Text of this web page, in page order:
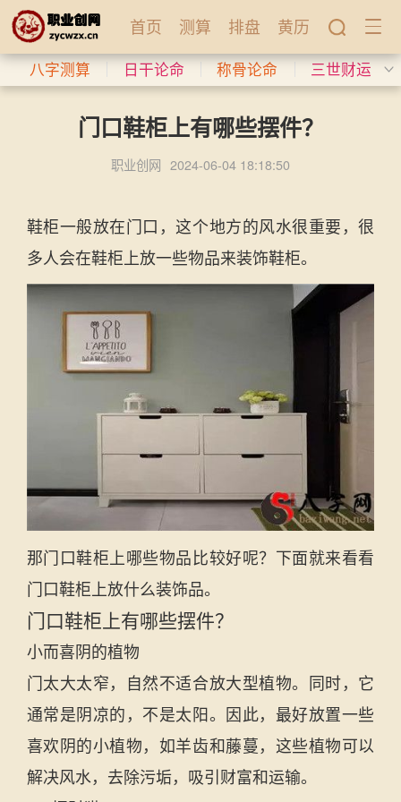
首页 测算 排盘 黄历
八字测算 日干论命 称骨论命 三世财运
门口鞋柜上有哪些摆件？
职业创网 2024-06-04 18:18:50
鞋柜一般放在门口，这个地方的风水很重要，很
多人会在鞋柜上放一些物品来装饰鞋柜。
那门口鞋柜上哪些物品比较好呢？下面就来看看
门口鞋柜上放什么装饰品。
门口鞋柜上有哪些摆件？
小而喜阴的植物
门太大太窄，自然不适合放大型植物。同时，它
通常是阴凉的，不是太阳。因此，最好放置一些
喜欢阴的小植物，如羊齿和藤蔓，这些植物可以
解决风水，去除污垢，吸引财富和运输。